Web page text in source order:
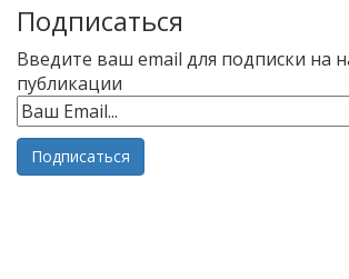
Подписаться
Введите ваш email для подписки на
публикации